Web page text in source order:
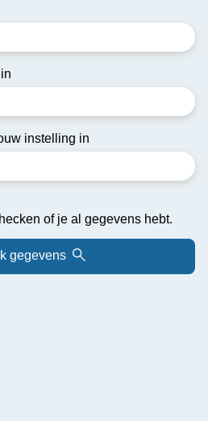
instelling in
of je al gegevens hebt.
gegevens